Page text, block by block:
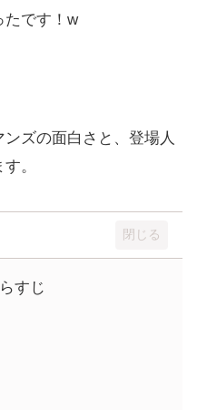
たです！w
ズの面白さと、登場人
。
すじ